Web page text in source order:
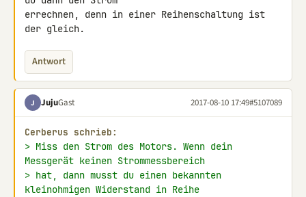
errechnen, denn in einer Reihenschaltung ist
der gleich.
Antwort
J JujuGast 2017-08-10 17:49#5107089
Cerberus schrieb:
> Miss den Strom des Motors. Wenn dein
Messgerät keinen Strommessbereich
> hat, dann musst du einen bekannten
kleinohmigen Widerstand in Reihe